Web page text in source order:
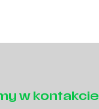
w kontakcie